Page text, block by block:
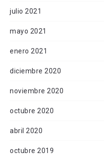
julio 2021
mayo 2021
enero 2021
diciembre 2020
noviembre 2020
octubre 2020
abril 2020
octubre 2019